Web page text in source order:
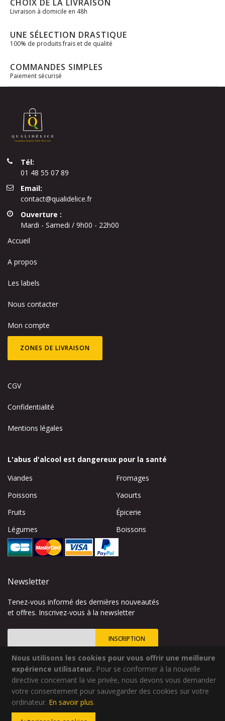
Nous utilisons les cookies pour vous offrir une meilleure
expérience utilisateur. Pour se conformer à la nouvelle
directive concernant la vie privée, nous devons vous demander
votre consentement pour sauvegarder des cookies sur votre
ordinateur. En savoir plus.
CHOIX DE LA LIVRAISON
Livraison à domicile en 48h
UNE SÉLECTION DRASTIQUE
100% de produits frais et de qualité
COMMANDES SIMPLES
Paiement sécurisé
Tél:
01 48 55 07 89
Email:
contact@qualidelice.fr
Ouverture :
Mardi - Samedi / 9h00 - 22h00
Accueil
A propos
Les labels
Nous contacter
Mon compte
ZONES DE LIVRAISON
CGV
Confidentialité
Mentions légales
L'abus d'alcool est dangereux pour la santé
Viandes
Poissons
Fruits
Légumes
Fromages
Yaourts
Épicerie
Boissons
Newsletter
Tenez-vous informé des dernières nouveautés
et offres. Inscrivez-vous à la newsletter
Inscription
notre
lettre
d’information
INSCRIPTION
Site créé parCodsense